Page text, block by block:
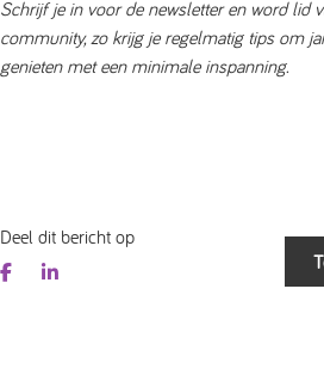
Schrijf je in voor de newsletter en word lid
community, zo krijg je regelmatig tips om
genieten met een minimale inspanning.
Deel dit bericht op